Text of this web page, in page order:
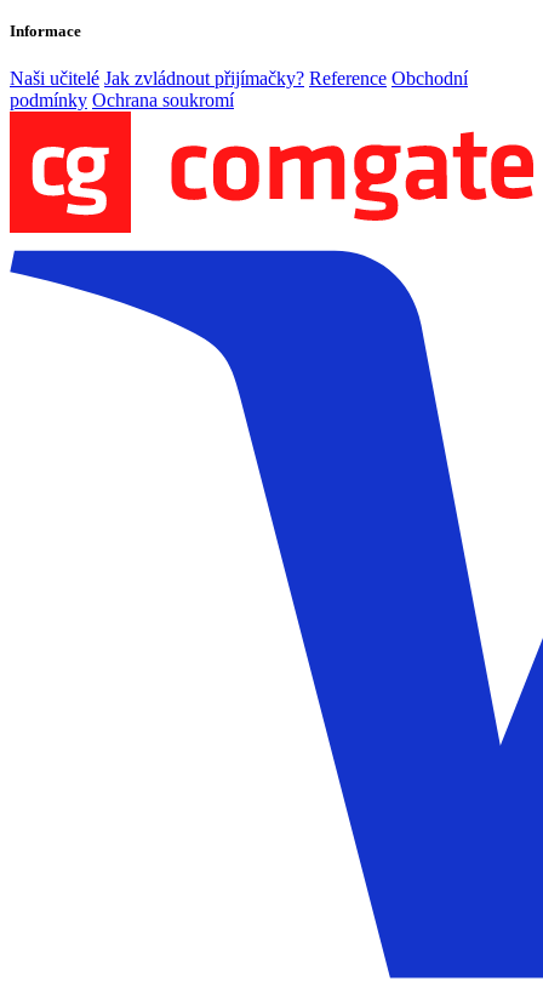
Informace
Naši učitelé Jak zvládnout přijímačky? Reference Obchodní
podmínky Ochrana soukromí